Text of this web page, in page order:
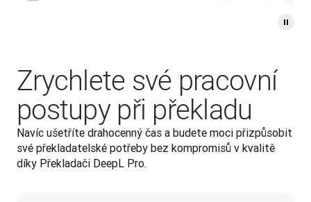
Zrychlete své pracovní
postupy při překladu
Navíc ušetříte drahocenný čas a budete moci přizpůsobit
své překladatelské potřeby bez kompromisů v kvalitě
díky Překladači DeepL Pro.